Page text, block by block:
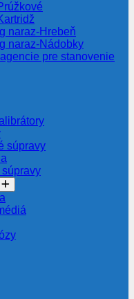
naraz-Hrebeň
naraz-Nádobky
pre stanovenie
súpravy